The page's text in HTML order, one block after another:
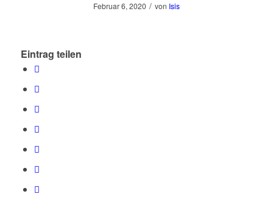
Februar 6, 2020 / von Isis
Eintrag teilen